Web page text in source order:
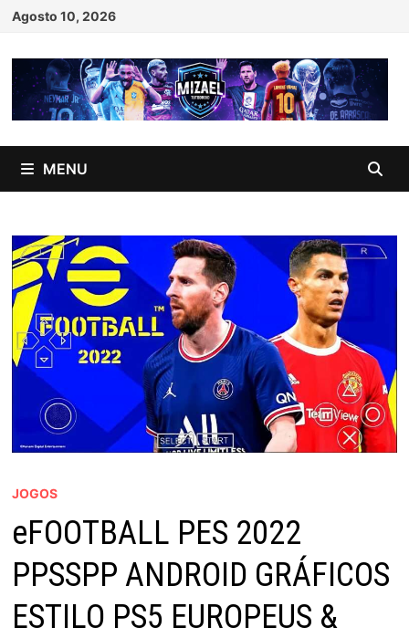
Skip
content
Agosto 10, 2026
MENU
JOGOS
eFOOTBALL PES 2022
PPSSPP ANDROID GRÁFICOS
ESTILO PS5 EUROPEUS &